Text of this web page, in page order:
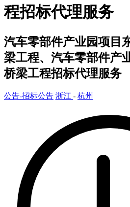
程招标代理服务
汽车零部件产业园项目
梁工程、汽车零部件产
桥梁工程招标代理服务
公告-招标公告 浙江 - 杭州